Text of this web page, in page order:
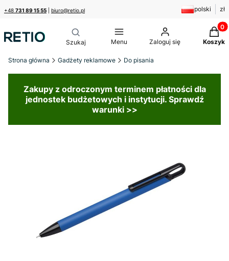
+48 731 89 15 55 biuro@retio.pl polski zł
Menu Zaloguj się Koszyk
Strona główna Gadżety reklamowe Do pisania
Zakupy z odroczonym terminem płatności dla
jednostek budżetowych i instytucji. Sprawdź
warunki >>